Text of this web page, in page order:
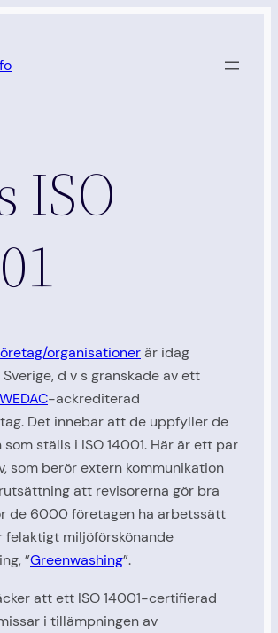
ISO
organisationerär idag
d v s granskade av ett
-ackrediterad
Det innebär att de uppfyller de
ställs i ISO 14001. Här är ett par
som berör extern kommunikation
att revisorerna gör bra
de 6000 företagen ha arbetssätt
felaktigt miljöförskönande
”Greenwashing”.
att ett ISO 14001-certifierad
i tillämpningen av